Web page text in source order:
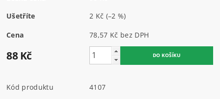
Ušetříte 2 Kč (–2 %)
Cena 78,57 Kč bez DPH
88 Kč
Kód produktu
4107